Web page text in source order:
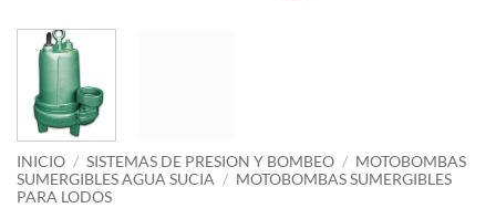
INICIO / SISTEMAS DE PRESION Y BOMBEO / MOTOBOMBAS
SUMERGIBLES AGUA SUCIA / MOTOBOMBAS SUMERGIBLES
PARA LODOS